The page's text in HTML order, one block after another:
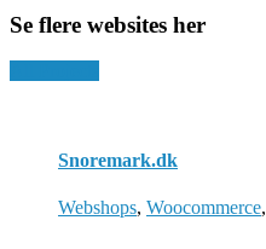
Se flere websites her
Snoremark.dk
Webshops, Woocommerce,